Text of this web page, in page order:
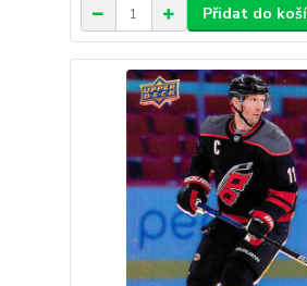
Přidat do